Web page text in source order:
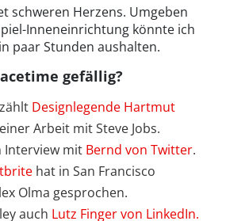
schweren Herzens. Umgeben
Inneneinrichtung könnte ich
paar Stunden aushalten.
gefällig?
Designlegende Hartmut
Arbeit mit Steve Jobs.
Interview mit Bernd von Twitter.
hat in San Francisco
Olma gesprochen.
auch Lutz Finger von LinkedIn.